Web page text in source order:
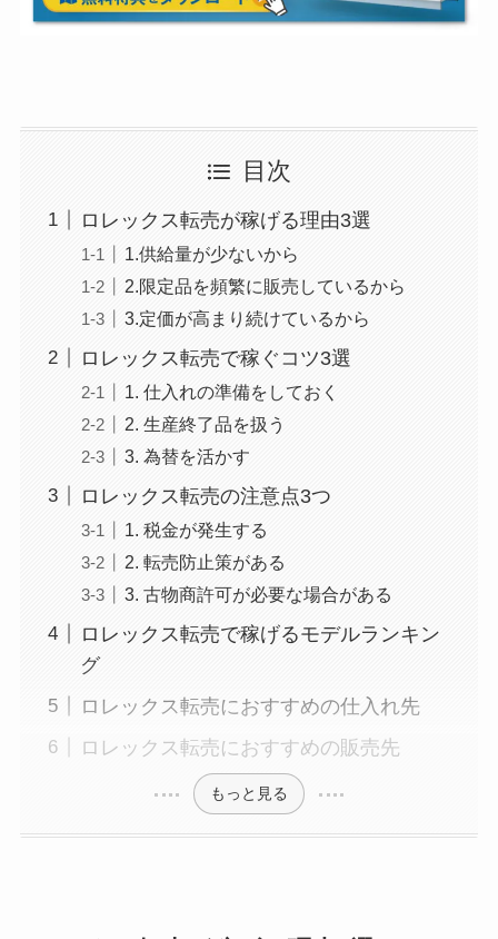
目次
ロレックス転売が稼げる理由3選
1.供給量が少ないから
2.限定品を頻繁に販売しているから
3.定価が高まり続けているから
ロレックス転売で稼ぐコツ3選
1. 仕入れの準備をしておく
2. 生産終了品を扱う
3. 為替を活かす
ロレックス転売の注意点3つ
1. 税金が発生する
2. 転売防止策がある
3. 古物商許可が必要な場合がある
ロレックス転売で稼げるモデルランキン
グ
ロレックス転売におすすめの仕入れ先
ロレックス転売におすすめの販売先
もっと見る